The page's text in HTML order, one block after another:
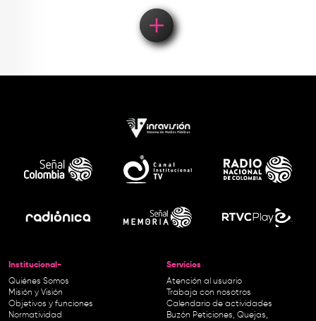
Institucional-
Quiénes Somos
Misión y Visión
Objetivos y funciones
Normatividad
Servicios
Atención al usuario
Trabaja con nosotros
Calendario de actividades
Buzón Peticiones, Quejas,